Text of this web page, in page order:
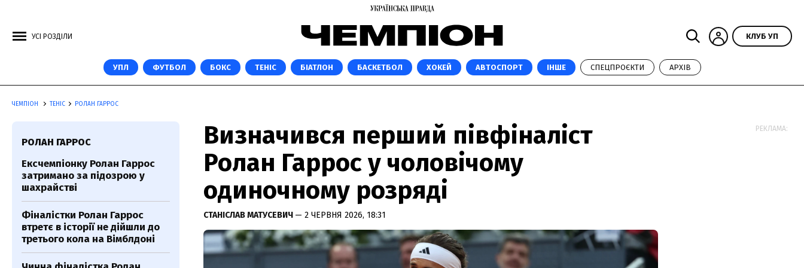
УСІ РОЗДІЛИ КЛУБ УП
УПЛ ФУТБОЛ БОКС ТЕНІС БІАТЛОН БАСКЕТБОЛ ХОКЕЙ АВТОСПОРТ ІНШЕ СПЕЦПРОЄКТИ АРХІВ
ЧЕМПІОН ТЕНІС РОЛАН ГАРРОС
Визначився перший півфіналіст
Ролан Гаррос у чоловічому
одиночному розряді
СТАНІСЛАВ МАТУСЕВИЧ — 2 ЧЕРВНЯ 2026, 18:31
РОЛАН ГАРРОС
Ексчемпіонку Ролан Гаррос
затримано за підозрою у
шахрайстві
Фіналістки Ролан Гаррос
втретє в історії не дійшли до
третього кола на Вімблдоні
РЕКЛАМА: